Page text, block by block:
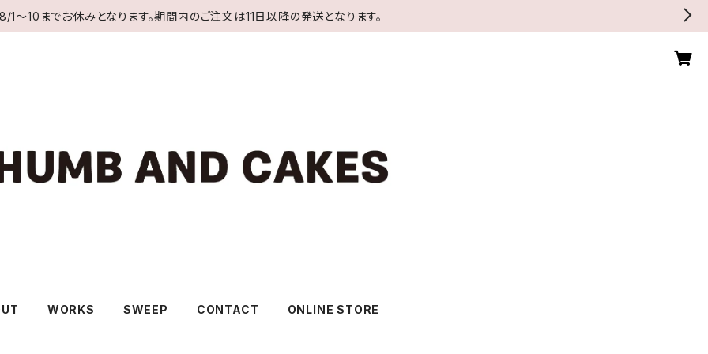
1〜10までお休みとなります。期間内のご注文は11日以降の発送となります。
WORKS SWEEP CONTACT ONLINE STORE